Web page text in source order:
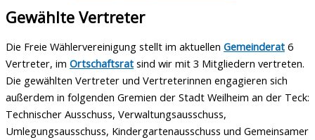
Gewählte Vertreter
Die Freie Wählervereinigung stellt im aktuellen Gemeinderat 6
Vertreter, im Ortschaftsrat sind wir mit 3 Mitgliedern vertreten.
Die gewählten Vertreter und Vertreterinnen engagieren sich
außerdem in folgenden Gremien der Stadt Weilheim an der Teck:
Technischer Ausschuss, Verwaltungsausschuss,
Umlegungsausschuss, Kindergartenausschuss und Gemeinsamer